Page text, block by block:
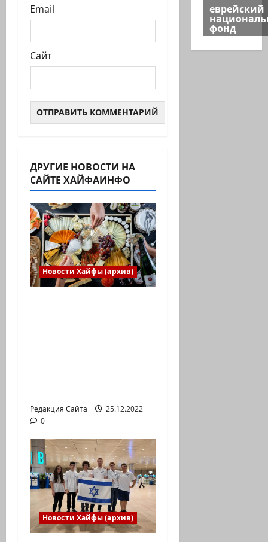
Email
Сайт
ДРУГИЕ НОВОСТИ НА
САЙТЕ ХАЙФАИНФО
Новости Хайфы (архив)
Редакция Сайта
25.12.2022
0
Новости Хайфы (архив)
еврейский
фонд